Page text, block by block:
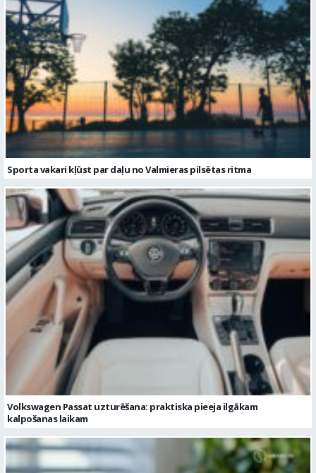
Sporta vakari kļūst par daļu no Valmieras pilsētas ritma
Volkswagen Passat uzturēšana: praktiska pieeja ilgākam
kalpošanas laikam